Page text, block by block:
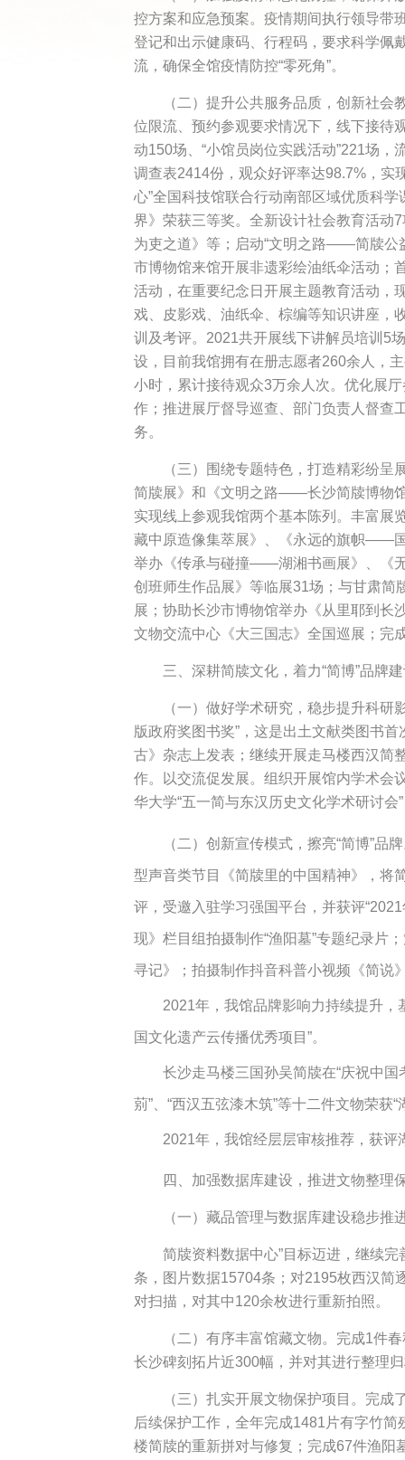
控方案和应急预案。疫情期间执行领导带
登记和出示健康码、行程码，要求科学佩
流，确保全馆疫情防控“零死角”。
（二）提升公共服务品质，创新社会
位限流、预约参观要求情况下，线下接待
动150场、“小馆员岗位实践活动”221场
调查表2414份，观众好评率达98.7%，实
心”全国科技馆联合行动南部区域优质科
界》荣获三等奖。全新设计社会教育活动
为吏之道》等；启动“文明之路——简牍公
市博物馆来馆开展非遗彩绘油纸伞活动；
活动，在重要纪念日开展主题教育活动，
戏、皮影戏、油纸伞、棕编等知识讲座，
训及考评。2021共开展线下讲解员培训5
设，目前我馆拥有在册志愿者260余人，
小时，累计接待观众3万余人次。优化展
作；推进展厅督导巡查、部门负责人督查
务。
（三）围绕专题特色，打造精彩纷
简牍展》和《文明之路——长沙简牍博物
实现线上参观我馆两个基本陈列。丰富
藏中原造像集萃展》、《永远的旗帜——
举办《传承与碰撞——湖湘书画展》、《
创班师生作品展》等临展31场；与甘肃
展；协助长沙市博物馆举办《从里耶到
文物交流中心《大三国志》全国巡展；
三、深耕简牍文化，着力“简博”品牌
（一）做好学术研究，稳步提升科
版政府奖图书奖”，这是出土文献类图书
古》杂志上发表；继续开展走马楼西汉简
作。以交流促发展。组织开展馆内学术会
华大学“五一简与东汉历史文化学术研讨
（二）创新宣传模式，擦亮“简博”
型声音类节目《简牍里的中国精神》，将
评，受邀入驻学习强国平台，并获评
现》栏目组拍摄制作“渔阳墓”专题纪录片
寻记》；拍摄制作抖音科普小视频《简说
2021年，我馆品牌影响力持续提升，
国文化遗产云传播优秀项目”。
长沙走马楼三国孙吴简牍在“庆祝中
莂”、“西汉五弦漆木筑”等十二件文物荣获
2021年，我馆经层层审核推荐，获评
四、加强数据库建设，推进文物整理
（一）藏品管理与数据库建设稳步推
简牍资料数据中心”目标迈进，继续
条，图片数据15704条；对2195枚西汉简
对扫描，对其中120余枚进行重新拍照。
（二）有序丰富馆藏文物。完成1件
长沙碑刻拓片近300幅，并对其进行整理
（三）扎实开展文物保护项目。完
后续保护工作，全年完成1481片有字竹
楼简牍的重新拼对与修复；完成67件渔阳